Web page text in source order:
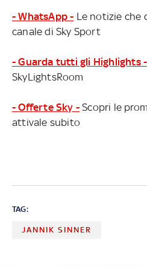
- WhatsApp - Le notizie che
canale di Sky Sport
- Guarda tutti gli Highlights -
SkyLightsRoom
- Offerte Sky - Scopri le
attivale subito
TAG:
JANNIK SINNER